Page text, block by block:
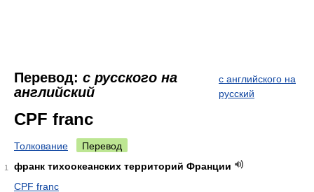
Перевод: с русского на
английский
с английского на
русский
CPF franc
Толкование Перевод
1
франк тихоокеанских территорий Франции
CPF franc